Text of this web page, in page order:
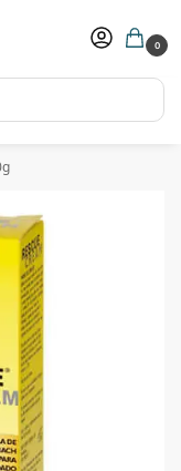
0
superiores a 150€)